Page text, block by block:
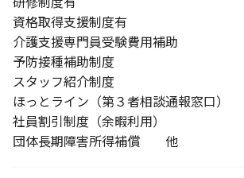
資格取得支援制度有
介護支援専門員受験費用補助
予防接種補助制度
スタッフ紹介制度
ほっとライン（第３者相談通報窓口）
社員割引制度（余暇利用）
団体長期障害所得補償 他